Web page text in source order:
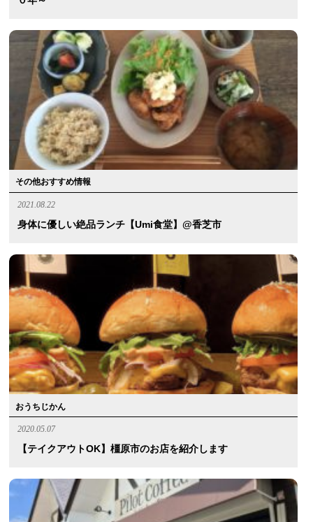
その他おすすめ情報
2021.08.22
身体に優しい絶品ランチ【umi食堂】@香芝市
おうちじかん
2020.05.07
【テイクアウトOK】橿原市のお店を紹介します